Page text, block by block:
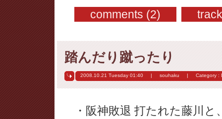
comments (2)
踏んだり蹴ったり
2008.10.21 Tuesday 01:40 | souhaku | Category :
・阪神敗退 打たれた藤川